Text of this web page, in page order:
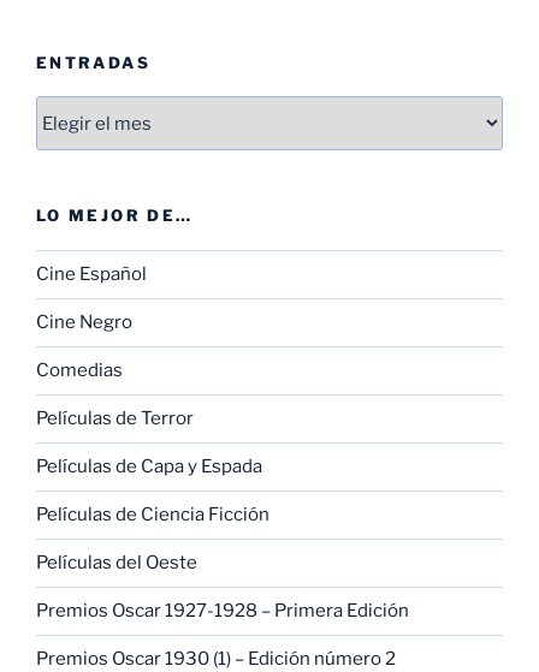
ENTRADAS
LO MEJOR DE…
Cine Español
Cine Negro
Comedias
Películas de Terror
Películas de Capa y Espada
Películas de Ciencia Ficción
Películas del Oeste
Premios Oscar 1927-1928 – Primera Edición
Premios Oscar 1930 (1) – Edición número 2